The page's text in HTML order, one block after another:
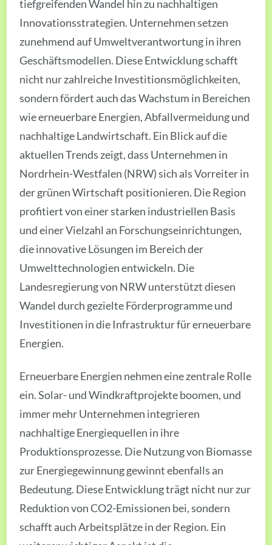
tiefgreifenden Wandel hin zu nachhaltigen
Innovationsstrategien. Unternehmen setzen
zunehmend auf Umweltverantwortung in ihren
Geschäftsmodellen. Diese Entwicklung schafft
nicht nur zahlreiche Investitionsmöglichkeiten,
sondern fördert auch das Wachstum in Bereichen
wie erneuerbare Energien, Abfallvermeidung und
nachhaltige Landwirtschaft. Ein Blick auf die
aktuellen Trends zeigt, dass Unternehmen in
Nordrhein-Westfalen (NRW) sich als Vorreiter in
der grünen Wirtschaft positionieren. Die Region
profitiert von einer starken industriellen Basis
und einer Vielzahl an Forschungseinrichtungen,
die innovative Lösungen im Bereich der
Umwelttechnologien entwickeln. Die
Landesregierung von NRW unterstützt diesen
Wandel durch gezielte Förderprogramme und
Investitionen in die Infrastruktur für erneuerbare
Energien.
Erneuerbare Energien nehmen eine zentrale Rolle
ein. Solar- und Windkraftprojekte boomen, und
immer mehr Unternehmen integrieren
nachhaltige Energiequellen in ihre
Produktionsprozesse. Die Nutzung von Biomasse
zur Energiegewinnung gewinnt ebenfalls an
Bedeutung. Diese Entwicklung trägt nicht nur zur
Reduktion von CO2-Emissionen bei, sondern
schafft auch Arbeitsplätze in der Region. Ein